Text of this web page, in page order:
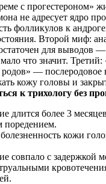
с прогестероном»
не адресует ядро
фолликулов к
Второй миф:
для выводов
что значит.
родов» —
кожу головы и
к трихологу без
длится более 3
поредением.
болезненность кожи
совпало с задержкой